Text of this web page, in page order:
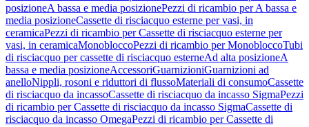
posizioneA bassa e media posizionePezzi di ricambio per A bassa e
media posizioneCassette di risciacquo esterne per vasi, in
ceramicaPezzi di ricambio per Cassette di risciacquo esterne per
vasi, in ceramicaMonobloccoPezzi di ricambio per MonobloccoTubi
di risciacquo per cassette di risciacquo esterneAd alta posizioneA
bassa e media posizioneAccessoriGuarnizioniGuarnizioni ad
anelloNippli, rosoni e riduttori di flussoMateriali di consumoCassette
di risciacquo da incassoCassette di risciacquo da incasso SigmaPezzi
di ricambio per Cassette di risciacquo da incasso SigmaCassette di
risciacquo da incasso OmegaPezzi di ricambio per Cassette di